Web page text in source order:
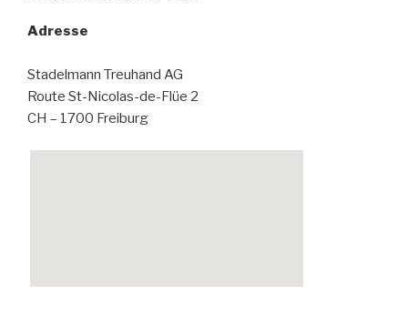
Adresse
Stadelmann Treuhand AG
Route St-Nicolas-de-Flüe 2
CH – 1700 Freiburg